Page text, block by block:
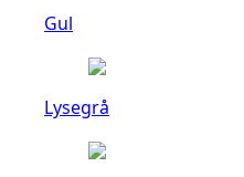
Gul
Lysegrå